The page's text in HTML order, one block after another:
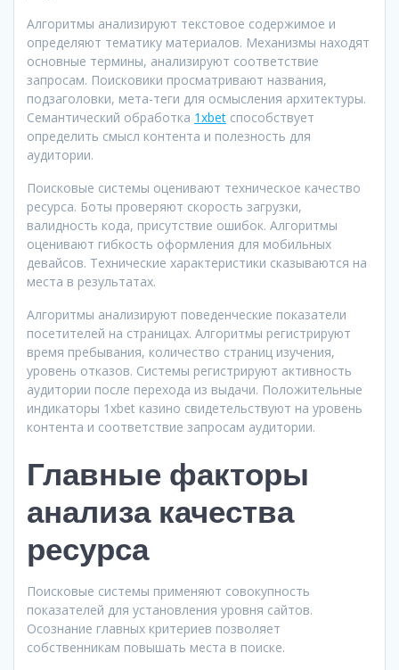
Алгоритмы анализируют текстовое содержимое и
определяют тематику материалов. Механизмы находят
основные термины, анализируют соответствие
запросам. Поисковики просматривают названия,
подзаголовки, мета-теги для осмысления архитектуры.
Семантический обработка 1хbet способствует
определить смысл контента и полезность для
аудитории.
Поисковые системы оценивают техническое качество
ресурса. Боты проверяют скорость загрузки,
валидность кода, присутствие ошибок. Алгоритмы
оценивают гибкость оформления для мобильных
девайсов. Технические характеристики сказываются на
места в результатах.
Алгоритмы анализируют поведенческие показатели
посетителей на страницах. Алгоритмы регистрируют
время пребывания, количество страниц изучения,
уровень отказов. Системы регистрируют активность
аудитории после перехода из выдачи. Положительные
индикаторы 1xbet казино свидетельствуют на уровень
контента и соответствие запросам аудитории.
Главные факторы
анализа качества
ресурса
Поисковые системы применяют совокупность
показателей для установления уровня сайтов.
Осознание главных критериев позволяет
собственникам повышать места в поиске.